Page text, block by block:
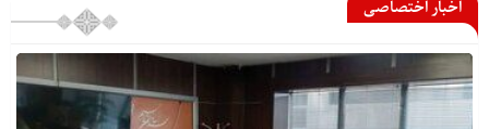
اخبار اختصاصی